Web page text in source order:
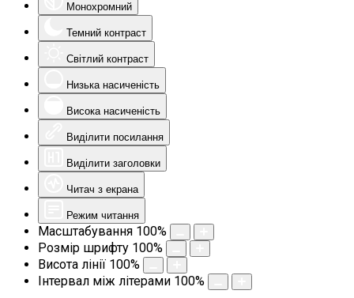
Монохромний
Темний контраст
Світлий контраст
Низька насиченість
Висока насиченість
Виділити посилання
Виділити заголовки
Читач з екрана
Режим читання
Масштабування 100%
Розмір шрифту 100%
Висота лінії 100%
Інтервал між літерами 100%